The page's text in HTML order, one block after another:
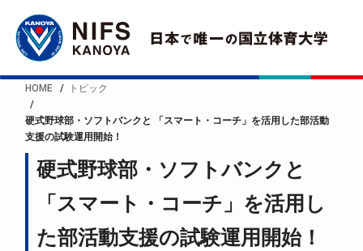
HOME トピック
硬式野球部・ソフトバンクと 「スマート・コーチ」を活用した部活動
支援の試験運用開始！
硬式野球部・ソフトバンクと
「スマート・コーチ」を活用し
た部活動支援の試験運用開始！